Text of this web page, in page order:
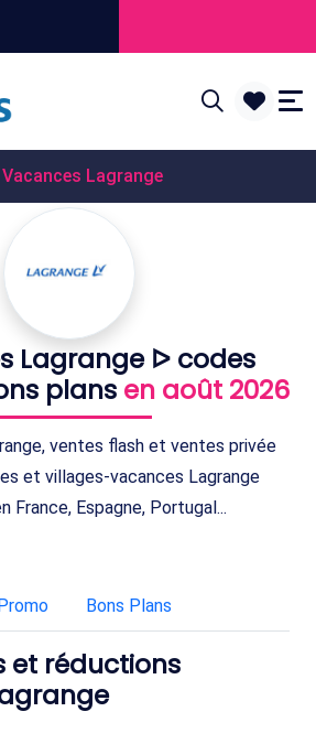
Vacances Lagrange
Lagrange ᐅ codes
plans en août 2026
ventes flash et ventes privée
et villages-vacances Lagrange
France, Espagne, Portugal...
Bons Plans
et réductions